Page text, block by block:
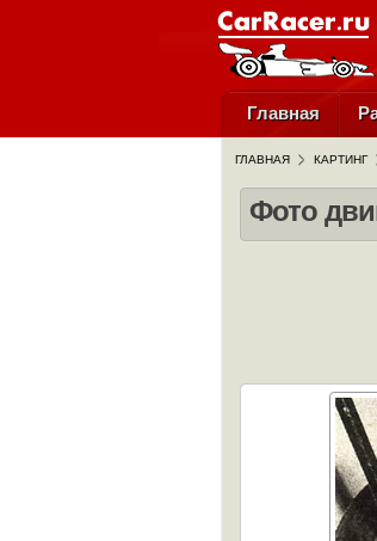
Главная
ГЛАВНАЯ КАРТИНГ
Фото